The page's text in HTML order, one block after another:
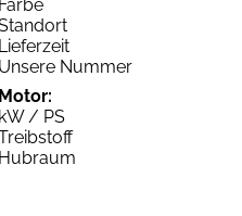
Farbe
Lieferzeit
Unsere Nummer
Motor:
kW / PS
Hubraum